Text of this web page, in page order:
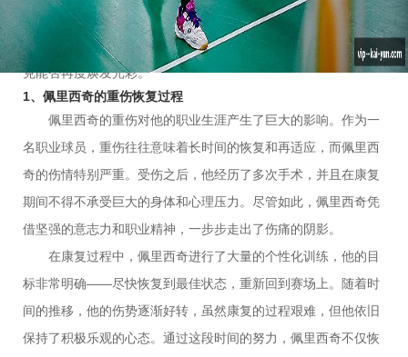
能够回顾佩里西奇的足球生涯，还能展望他在新球队的未来。本
文将深入剖析佩里西奇这一决定的背后动因，并探讨他在哈伊杜
克能否再度焕发光彩。
1、佩里西奇的重伤恢复过程
佩里西奇的重伤对他的职业生涯产生了巨大的影响。作为一
名职业球员，重伤往往意味着长时间的恢复和再适应，而佩里西
奇的伤情特别严重。受伤之后，他经历了多次手术，并且在康复
期间不得不承受巨大的身体和心理压力。尽管如此，佩里西奇凭
借坚强的意志力和职业精神，一步步走出了伤痛的阴影。
在康复过程中，佩里西奇进行了大量的个性化训练，他的目
标非常明确——尽快恢复到最佳状态，重新回到赛场上。随着时
间的推移，他的伤势逐渐好转，虽然康复的过程艰难，但他依旧
保持了积极乐观的心态。通过这段时间的努力，佩里西奇不仅恢